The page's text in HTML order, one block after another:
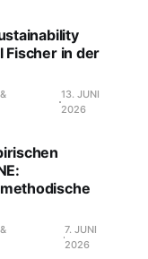
Fischer in der
13. JUNI
2026
7. JUNI
2026